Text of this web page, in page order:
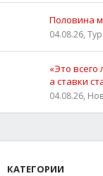
Половина
04.08.26,
«Это
а ставки
04.08.26,
КАТЕГОРИИ